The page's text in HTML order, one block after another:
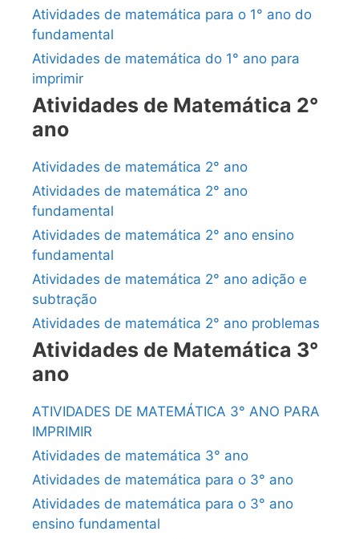
Atividades de matemática para o 1° ano do
fundamental
Atividades de matemática do 1° ano para
imprimir
Atividades de Matemática 2°
ano
Atividades de matemática 2° ano
Atividades de matemática 2° ano
fundamental
Atividades de matemática 2° ano ensino
fundamental
Atividades de matemática 2° ano adição e
subtração
Atividades de matemática 2° ano problemas
Atividades de Matemática 3°
ano
ATIVIDADES DE MATEMÁTICA 3° ANO PARA
IMPRIMIR
Atividades de matemática 3° ano
Atividades de matemática para o 3° ano
Atividades de matemática para o 3° ano
ensino fundamental